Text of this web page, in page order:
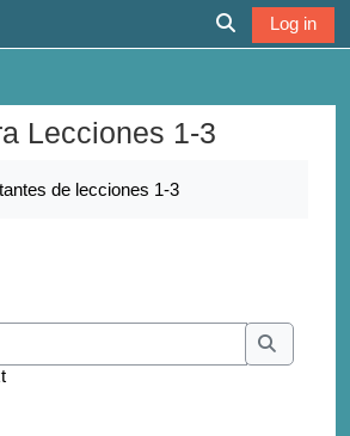
Toggle search
Log in
Lecciones 1-3
de lecciones 1-3
Search
Search